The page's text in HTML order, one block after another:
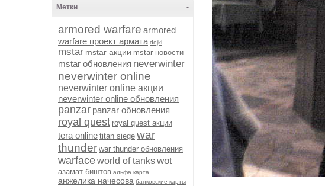
-
Метки
armored warfare armored
warfare проект армата dojki
mstar mstar акции mstar новости
mstar обновления neverwinter
neverwinter online
neverwinter online акции
neverwinter online обновления
panzar panzar обновления
royal quest royal quest акции
tera online titan siege war
thunder war thunder обновления
warfaceworld of tankswot
азамат биштов альфа карта
анжелика начесова банковские карты